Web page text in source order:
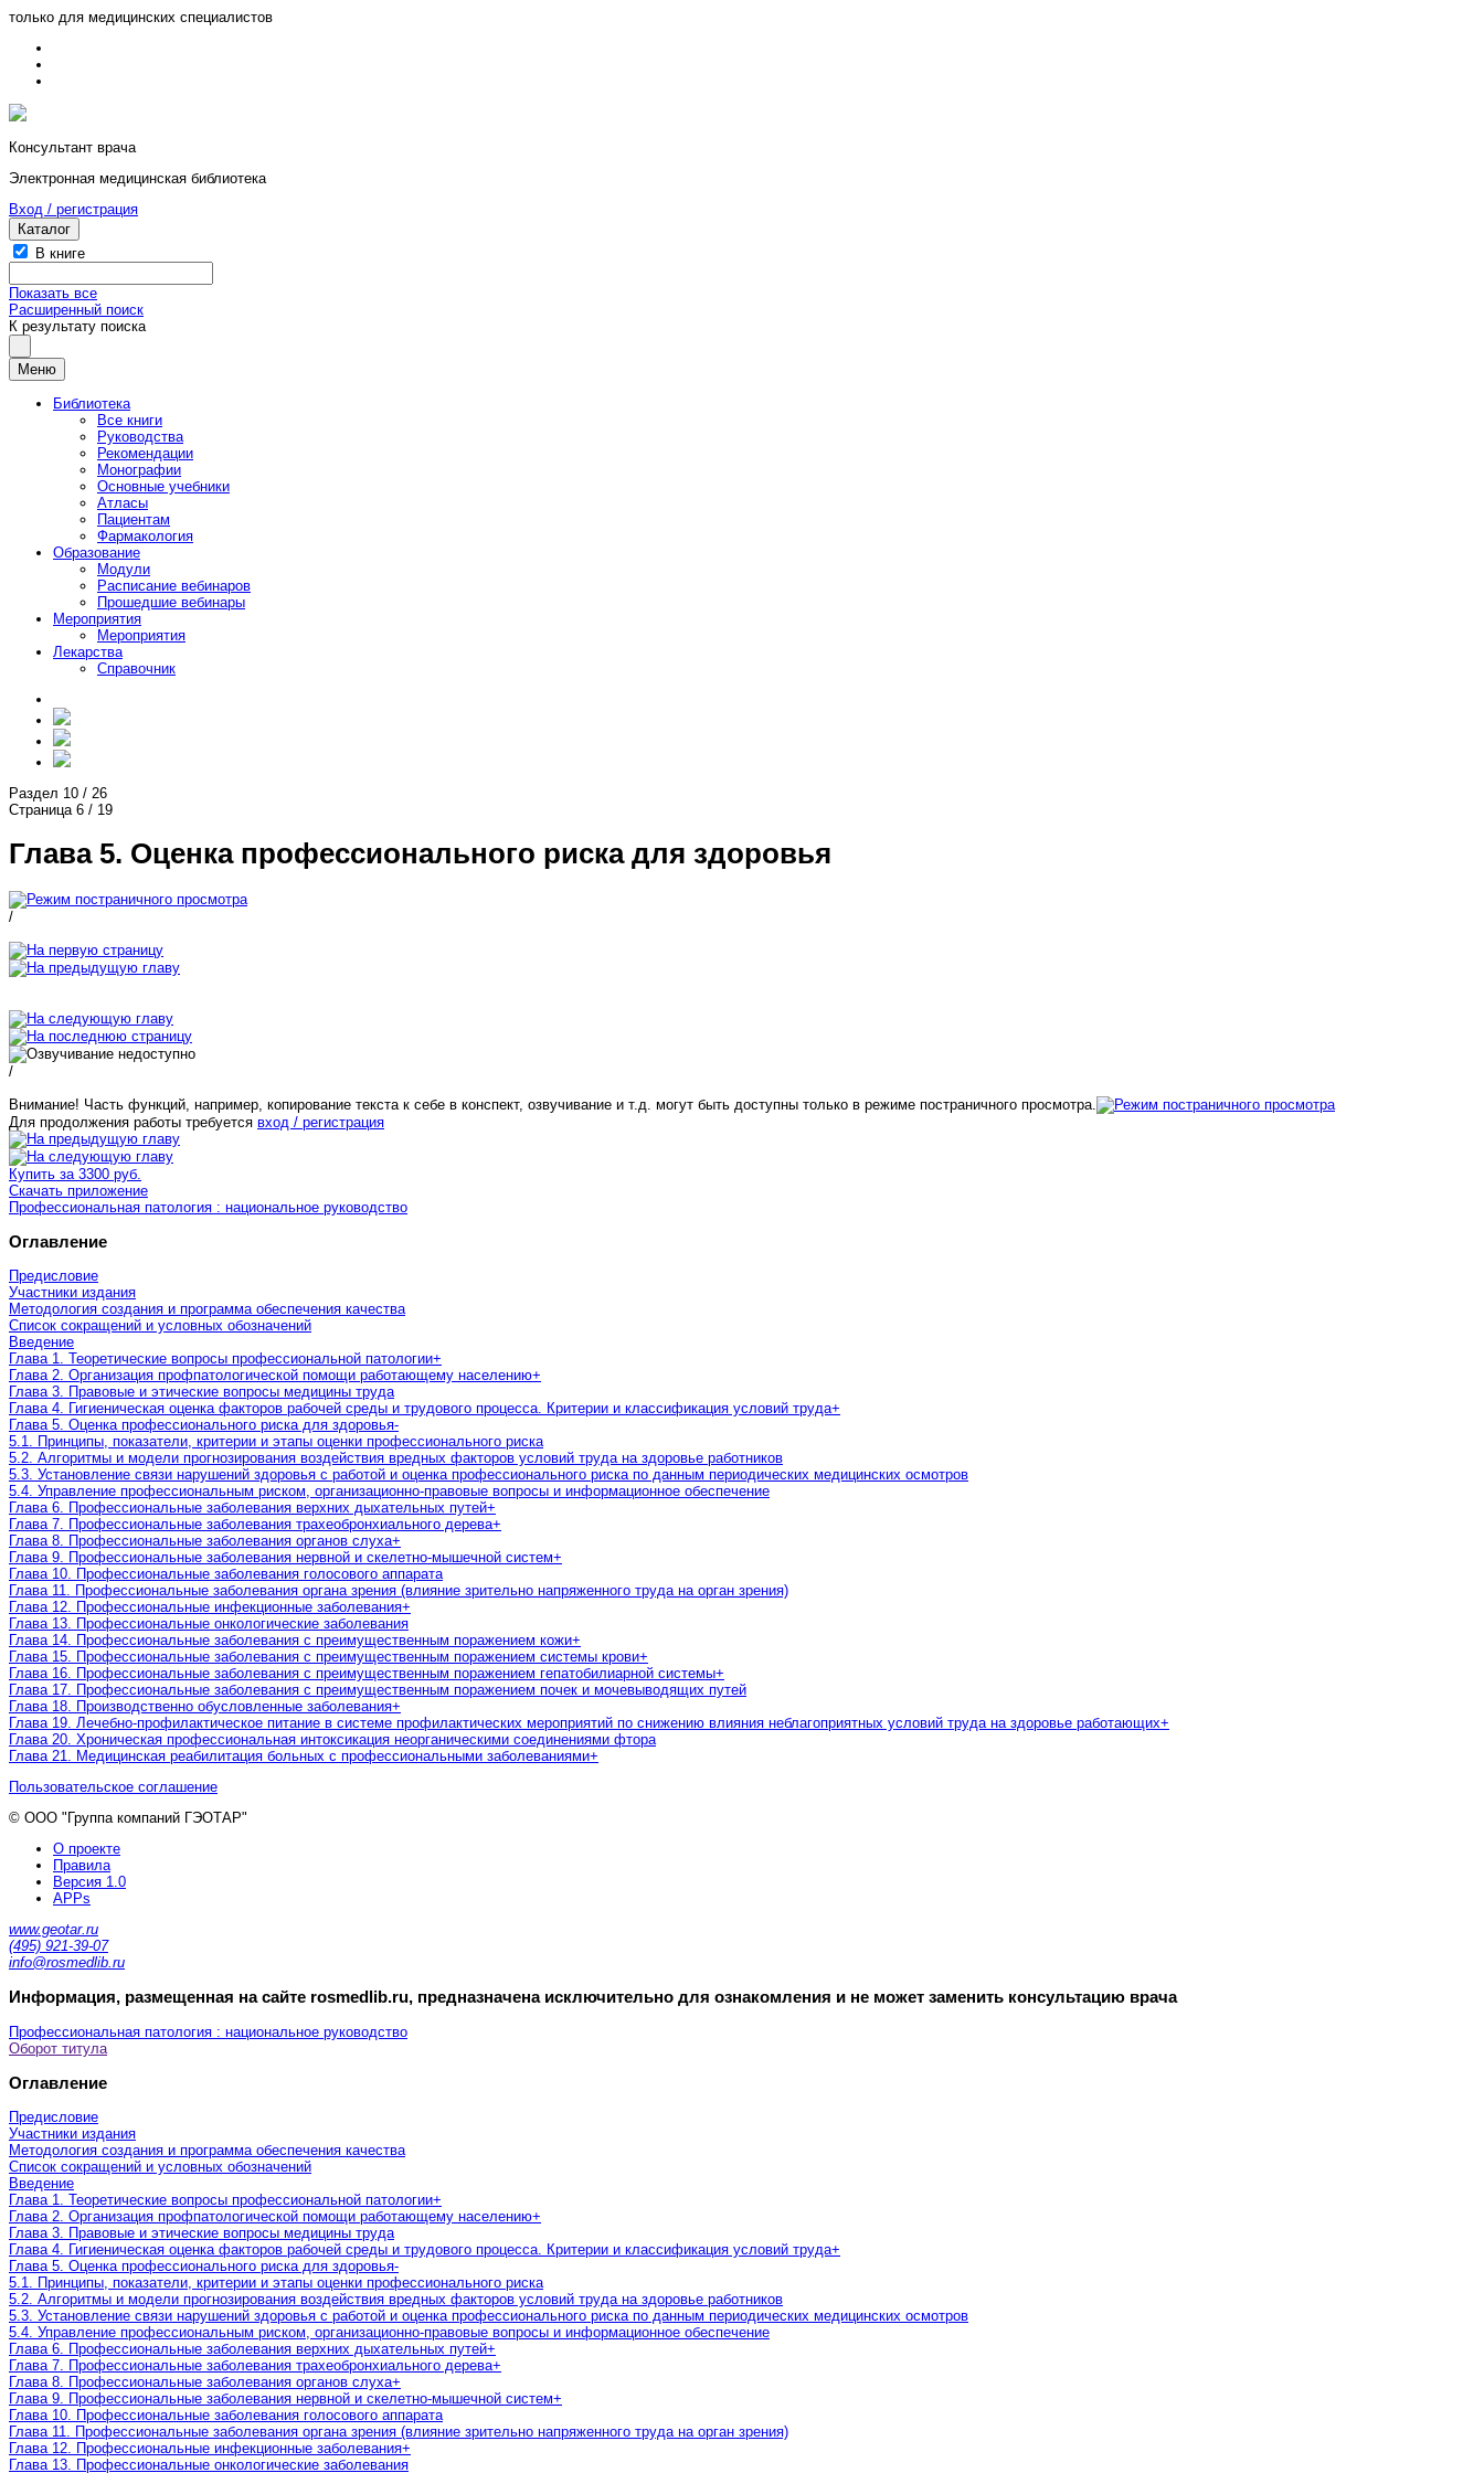
только для медицинских специалистов
Консультант врача
Электронная медицинская библиотека
Вход / регистрация
Каталог
В книге
Показать все
Расширенный поиск
К результату поиска
Меню
Библиотека
Все книги
Руководства
Рекомендации
Монографии
Основные учебники
Атласы
Пациентам
Фармакология
Образование
Модули
Расписание вебинаров
Прошедшие вебинары
Мероприятия
Мероприятия
Лекарства
Справочник
Раздел 10 / 26
Страница 6 / 19
Глава 5. Оценка профессионального риска для здоровья
/
/
Внимание! Часть функций, например, копирование текста к себе в конспект, озвучивание и т.д. могут быть доступны только в режиме постраничного просмотра.
Для продолжения работы требуется вход / регистрация
Купить за 3300 руб.
Скачать приложение
Профессиональная патология : национальное руководство
Оглавление
Предисловие
Участники издания
Методология создания и программа обеспечения качества
Список сокращений и условных обозначений
Введение
Глава 1. Теоретические вопросы профессиональной патологии+
Глава 2. Организация профпатологической помощи работающему населению+
Глава 3. Правовые и этические вопросы медицины труда
Глава 4. Гигиеническая оценка факторов рабочей среды и трудового процесса. Критерии и классификация условий труда+
Глава 5. Оценка профессионального риска для здоровья-
5.1. Принципы, показатели, критерии и этапы оценки профессионального риска
5.2. Алгоритмы и модели прогнозирования воздействия вредных факторов условий труда на здоровье работников
5.3. Установление связи нарушений здоровья с работой и оценка профессионального риска по данным периодических медицинских осмотров
5.4. Управление профессиональным риском, организационно-правовые вопросы и информационное обеспечение
Глава 6. Профессиональные заболевания верхних дыхательных путей+
Глава 7. Профессиональные заболевания трахеобронхиального дерева+
Глава 8. Профессиональные заболевания органов слуха+
Глава 9. Профессиональные заболевания нервной и скелетно-мышечной систем+
Глава 10. Профессиональные заболевания голосового аппарата
Глава 11. Профессиональные заболевания органа зрения (влияние зрительно напряженного труда на орган зрения)
Глава 12. Профессиональные инфекционные заболевания+
Глава 13. Профессиональные онкологические заболевания
Глава 14. Профессиональные заболевания с преимущественным поражением кожи+
Глава 15. Профессиональные заболевания с преимущественным поражением системы крови+
Глава 16. Профессиональные заболевания с преимущественным поражением гепатобилиарной системы+
Глава 17. Профессиональные заболевания с преимущественным поражением почек и мочевыводящих путей
Глава 18. Производственно обусловленные заболевания+
Глава 19. Лечебно-профилактическое питание в системе профилактических мероприятий по снижению влияния неблагоприятных условий труда на здоровье работающих+
Глава 20. Хроническая профессиональная интоксикация неорганическими соединениями фтора
Глава 21. Медицинская реабилитация больных с профессиональными заболеваниями+
Пользовательское соглашение
© ООО "Группа компаний ГЭОТАР"
О проекте
Правила
Версия 1.0
APPs
www.geotar.ru
(495) 921-39-07
info@rosmedlib.ru
Информация, размещенная на сайте rosmedlib.ru, предназначена исключительно для ознакомления и не может заменить консультацию врача
Профессиональная патология : национальное руководство
Оборот титула
Оглавление
Предисловие
Участники издания
Методология создания и программа обеспечения качества
Список сокращений и условных обозначений
Введение
Глава 1. Теоретические вопросы профессиональной патологии+
Глава 2. Организация профпатологической помощи работающему населению+
Глава 3. Правовые и этические вопросы медицины труда
Глава 4. Гигиеническая оценка факторов рабочей среды и трудового процесса. Критерии и классификация условий труда+
Глава 5. Оценка профессионального риска для здоровья-
5.1. Принципы, показатели, критерии и этапы оценки профессионального риска
5.2. Алгоритмы и модели прогнозирования воздействия вредных факторов условий труда на здоровье работников
5.3. Установление связи нарушений здоровья с работой и оценка профессионального риска по данным периодических медицинских осмотров
5.4. Управление профессиональным риском, организационно-правовые вопросы и информационное обеспечение
Глава 6. Профессиональные заболевания верхних дыхательных путей+
Глава 7. Профессиональные заболевания трахеобронхиального дерева+
Глава 8. Профессиональные заболевания органов слуха+
Глава 9. Профессиональные заболевания нервной и скелетно-мышечной систем+
Глава 10. Профессиональные заболевания голосового аппарата
Глава 11. Профессиональные заболевания органа зрения (влияние зрительно напряженного труда на орган зрения)
Глава 12. Профессиональные инфекционные заболевания+
Глава 13. Профессиональные онкологические заболевания